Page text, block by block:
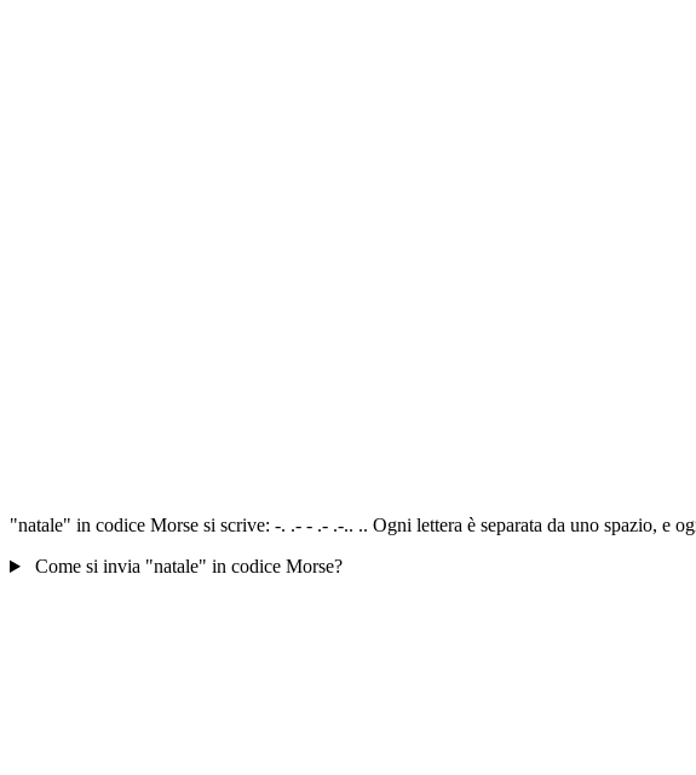
"natale" in codice Morse si scrive: -. .- - .- .-.. .. Ogni lettera è separata da uno spazio, e
Come si invia "natale" in codice Morse?